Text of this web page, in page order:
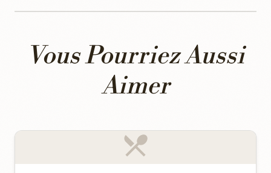
Vous Pourriez Aussi
Aimer